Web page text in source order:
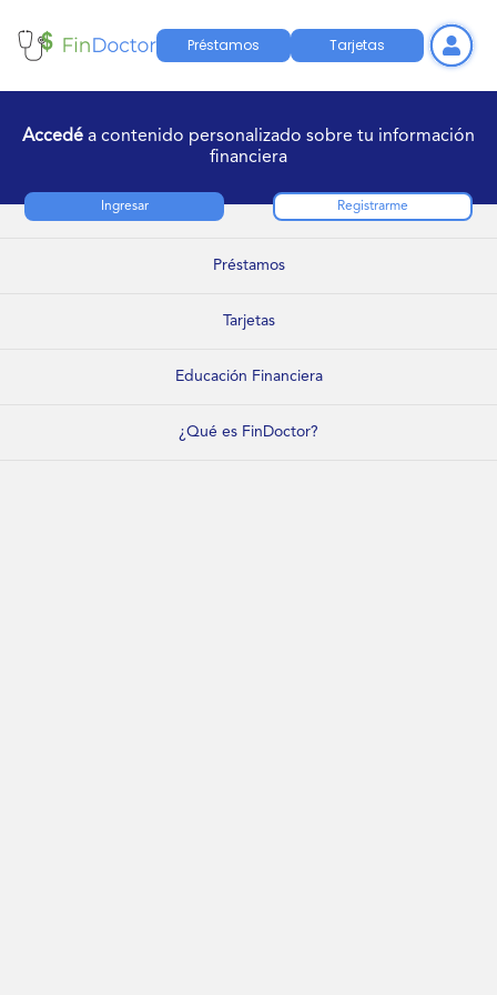
Préstamos Tarjetas
Accedé a contenido personalizado sobre tu información
financiera
Ingresar Registrarme
Préstamos
Tarjetas
Educación Financiera
¿Qué es FinDoctor?